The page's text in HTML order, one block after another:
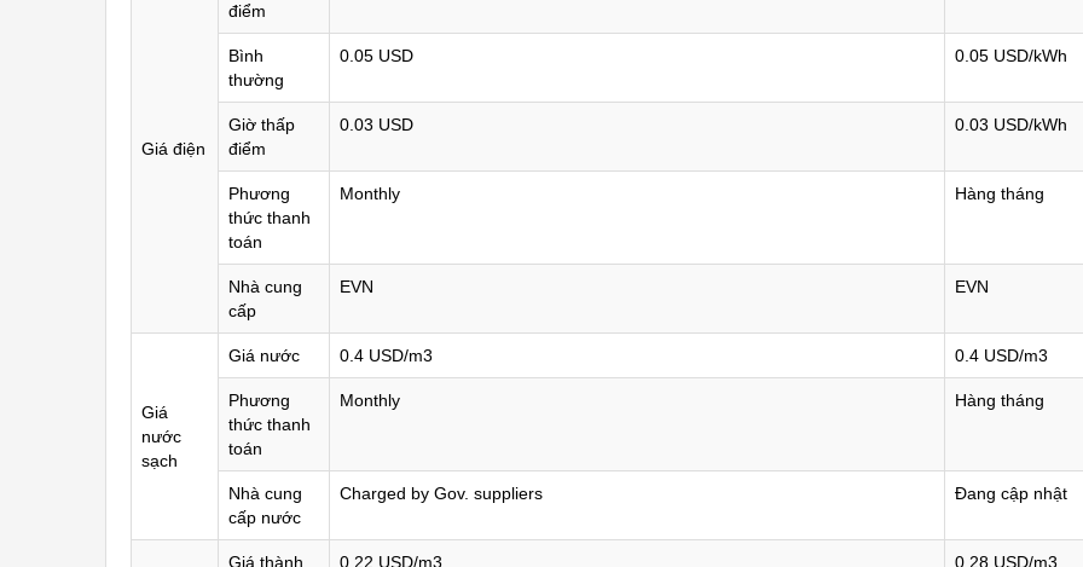
Giá điện
điểm
Bình
thường
0.05 USD 0.05 USD/kWh
Giờ thấp
điểm
0.03 USD 0.03 USD/kWh
Phương
thức thanh
toán
Monthly Hàng tháng
Nhà cung
cấp
EVN EVN
Giá
nước
sạch
Giá nước 0.4 USD/m3 0.4 USD/m3
Phương
thức thanh
toán
Monthly Hàng tháng
Nhà cung
cấp nước
Charged by Gov. suppliers Đang cập nhật
Giá thành 0.22 USD/m3 0.28 USD/m3